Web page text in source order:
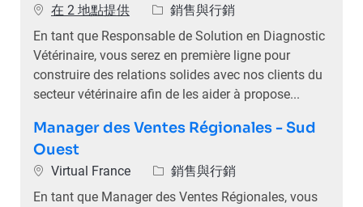
在 2 地點提供 類別銷售與行銷
En tant que Responsable de Solution en Diagnostic
Vétérinaire, vous serez en première ligne pour
construire des relations solides avec nos clients du
secteur vétérinaire afin de les aider à propose...
Manager des Ventes Régionales - Sud
Ouest
位置Virtual France 類別銷售與行銷
En tant que Manager des Ventes Régionales, vous